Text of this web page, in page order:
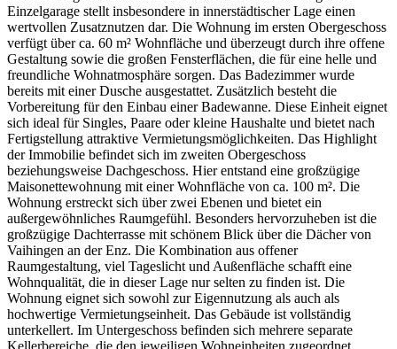
Einzelgarage stellt insbesondere in innerstädtischer Lage einen
wertvollen Zusatznutzen dar. Die Wohnung im ersten Obergeschoss
verfügt über ca. 60 m² Wohnfläche und überzeugt durch ihre offene
Gestaltung sowie die großen Fensterflächen, die für eine helle und
freundliche Wohnatmosphäre sorgen. Das Badezimmer wurde
bereits mit einer Dusche ausgestattet. Zusätzlich besteht die
Vorbereitung für den Einbau einer Badewanne. Diese Einheit eignet
sich ideal für Singles, Paare oder kleine Haushalte und bietet nach
Fertigstellung attraktive Vermietungsmöglichkeiten. Das Highlight
der Immobilie befindet sich im zweiten Obergeschoss
beziehungsweise Dachgeschoss. Hier entstand eine großzügige
Maisonettewohnung mit einer Wohnfläche von ca. 100 m². Die
Wohnung erstreckt sich über zwei Ebenen und bietet ein
außergewöhnliches Raumgefühl. Besonders hervorzuheben ist die
großzügige Dachterrasse mit schönem Blick über die Dächer von
Vaihingen an der Enz. Die Kombination aus offener
Raumgestaltung, viel Tageslicht und Außenfläche schafft eine
Wohnqualität, die in dieser Lage nur selten zu finden ist. Die
Wohnung eignet sich sowohl zur Eigennutzung als auch als
hochwertige Vermietungseinheit. Das Gebäude ist vollständig
unterkellert. Im Untergeschoss befinden sich mehrere separate
Kellerbereiche, die den jeweiligen Wohneinheiten zugeordnet